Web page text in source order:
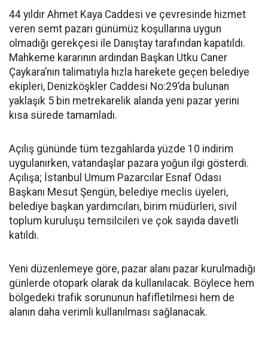
44 yıldır Ahmet Kaya Caddesi ve çevresinde hizmet
veren semt pazarı günümüz koşullarına uygun
olmadığı gerekçesi ile Danıştay tarafından kapatıldı.
Mahkeme kararının ardından Başkan Utku Caner
Çaykara’nın talimatıyla hızla harekete geçen belediye
ekipleri, Denizköşkler Caddesi No:29’da bulunan
yaklaşık 5 bin metrekarelik alanda yeni pazar yerini
kısa sürede tamamladı.
Açılış gününde tüm tezgahlarda yüzde 10 indirim
uygulanırken, vatandaşlar pazara yoğun ilgi gösterdi.
Açılışa; İstanbul Umum Pazarcılar Esnaf Odası
Başkanı Mesut Şengün, belediye meclis üyeleri,
belediye başkan yardımcıları, birim müdürleri, sivil
toplum kuruluşu temsilcileri ve çok sayıda davetli
katıldı.
Yeni düzenlemeye göre, pazar alanı pazar kurulmadığı
günlerde otopark olarak da kullanılacak. Böylece hem
bölgedeki trafik sorununun hafifletilmesi hem de
alanın daha verimli kullanılması sağlanacak.